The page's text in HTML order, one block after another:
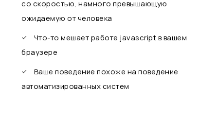
со скоростью, намного превышающую
ожидаемую от человека
Что-то мешает работе javascript в вашем
браузере
Ваше поведение похоже на поведение
автоматизированных систем